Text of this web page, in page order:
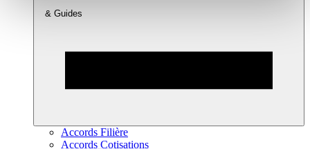
& Guides
Accords Filière
Accords Cotisations